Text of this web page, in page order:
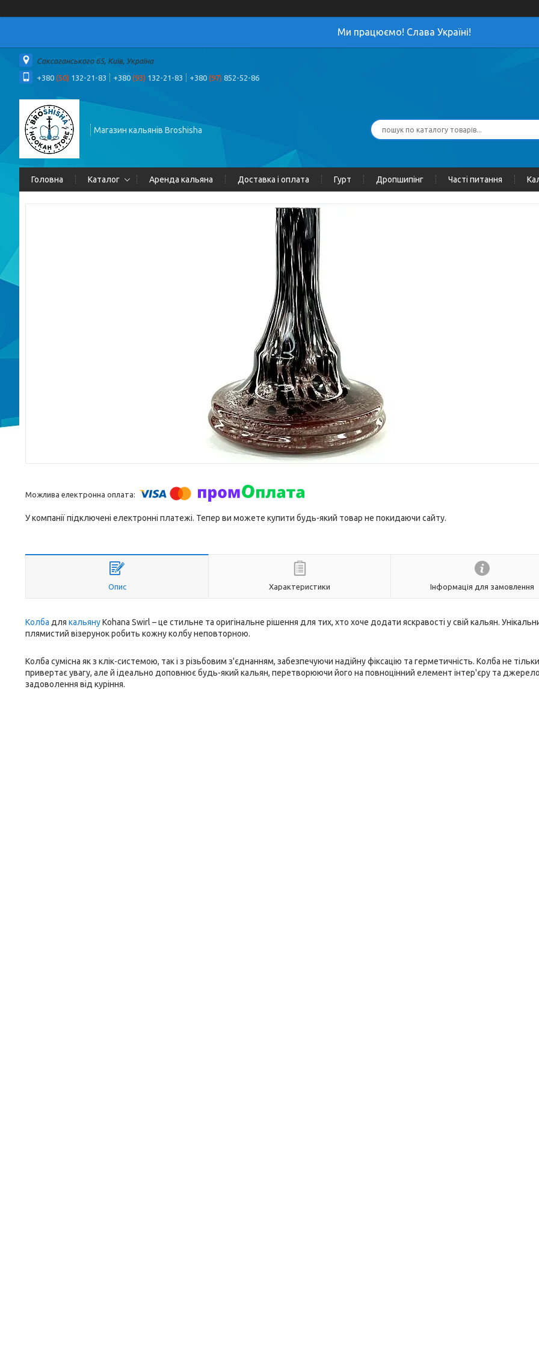
Ми працюємо! Слава Україні!
Саксаганського 65, Київ, Україна
+380 (50) 132-21-83 +380 (93) 132-21-83 +380 (97) 852-52-86
Магазин кальянів Broshisha
Головна Каталог Аренда кальяна Доставка і оплата Гурт Дропшипінг Часті питання
У компанії підключені електронні платежі. Тепер ви можете купити будь-який товар не покидаючи сайту.
Опис Характеристики Інформація для замовлення
Колба для кальянуKohana Swirl – це стильне та оригінальне рішення для тих, хто хоче додати яскравості у свій кальян.
плямистий візерунок робить кожну колбу неповторною.
Колба сумісна як з клік-системою, так і з різьбовим з'єднанням, забезпечуючи надійну фіксацію та герметичність. Колба не тільки
привертає увагу, але й ідеально доповнює будь-який кальян, перетворюючи його на повноцінний елемент інтер'єру та джерело
задоволення від куріння.